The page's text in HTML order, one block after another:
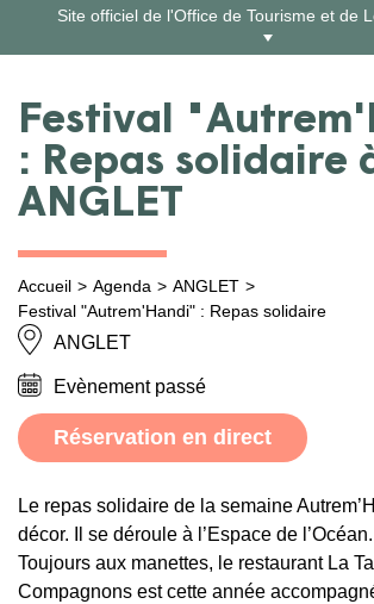
contenu
Site officiel de l'Office de Tourisme et de
Festival
: Repas solidaire
ANGLET
Accueil Agenda
ANGLET
Festival "Autrem'Handi" : Repas solidaire
ANGLET
Evènement passé
Réservation en direct
Le repas solidaire de la semaine
décor. Il se déroule à l’Espace de l’Océan.
Toujours aux manettes, le restaurant La
Compagnons est cette année